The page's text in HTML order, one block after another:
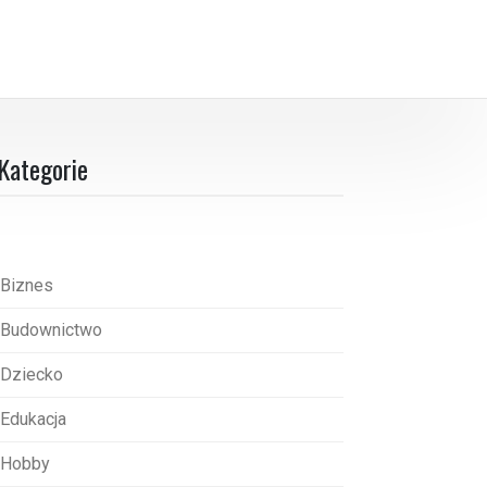
Biznes
Budownictwo
Dziecko
Edukacja
Hobby